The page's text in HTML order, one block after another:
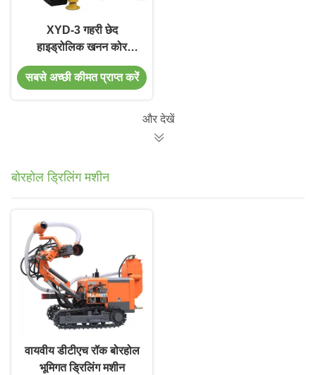
XYD-3 गहरी छेद
हाइड्रोलिक खनन कोर
ड्रिलिंग मशीन
सबसे अच्छी कीमत प्राप्त करें
और देखें
बोरहोल ड्रिलिंग मशीन
वायवीय डीटीएच रॉक बोरहोल
भूमिगत ड्रिलिंग मशीन